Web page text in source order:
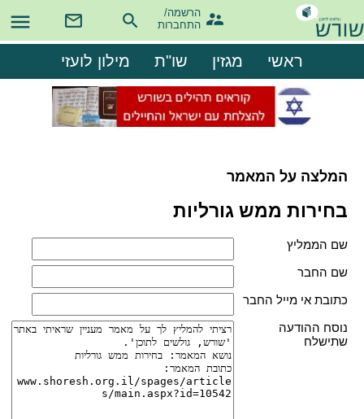

הרשמה/
התחברות
ראשי מגזין שו"ת מילון לועזי
המלצה על המאמר
בחירות ממש גורליות
שם הממליץ
שם החבר
כתובת אי מייל החבר
נוסח ההודעה
שתישלח